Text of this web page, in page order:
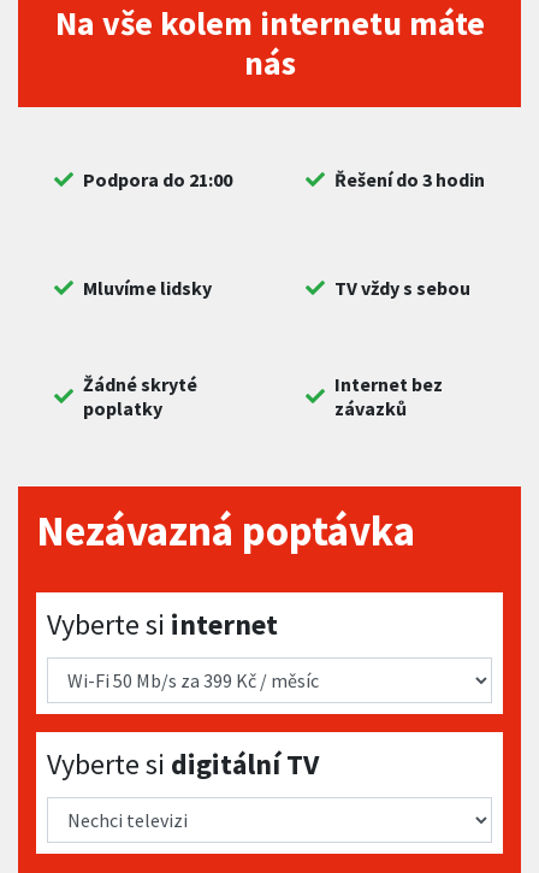
Na vše kolem internetu máte
nás
Podpora do 21:00 Řešení do 3 hodin
Mluvíme lidsky TV vždy s sebou
Žádné skryté
poplatky
Internet bez
závazků
Nezávazná poptávka
Vyberte si internet
Vyberte si internet
Vyberte si digitální TV
Vyberte si digitální TV